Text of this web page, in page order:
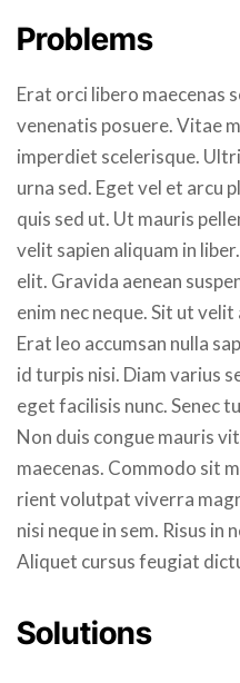
Problems
Erat orci libero maecenas
venenatis posuere. Vitae
imperdiet scelerisque.
urna sed. Eget vel et arcu
quis sed ut. Ut mauris
velit sapien aliquam in
elit. Gravida aenean
enim nec neque. Sit ut
Erat leo accumsan nulla
id turpis nisi. Diam varius
eget facilisis nunc. Senec
Non duis congue mauris
maecenas. Commodo sit
rient volutpat viverra
nisi neque in sem. Risus in
Aliquet cursus feugiat
Solutions